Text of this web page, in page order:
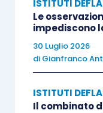
L’adesione
dellesanzioni
nell’articolo 3,
dovute
ISTITUTI
Le
impediscono
30 Luglio 2026
di Gianfranco
ISTITUTI
Il combinato